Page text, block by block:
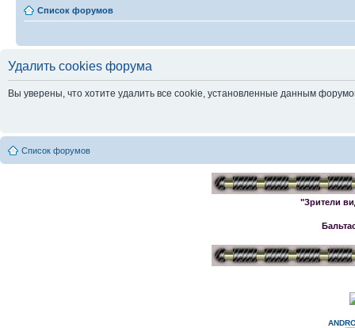
Список форумов
Удалить cookies форума
Вы уверены, что хотите удалить все cookie, установленные данным
Список форумов
"Зрители